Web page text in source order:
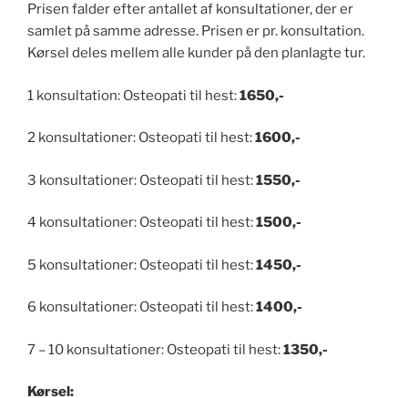
Prisen falder efter antallet af konsultationer, der er
samlet på samme adresse. Prisen er pr. konsultation.
Kørsel deles mellem alle kunder på den planlagte tur.
1 konsultation: Osteopati til hest:1650,-
2 konsultationer: Osteopati til hest:1600,-
3 konsultationer: Osteopati til hest:1550,-
4 konsultationer: Osteopati til hest:1500,-
5 konsultationer: Osteopati til hest:1450,-
6 konsultationer: Osteopati til hest:1400,-
7 – 10 konsultationer: Osteopati til hest:1350,-
Kørsel: